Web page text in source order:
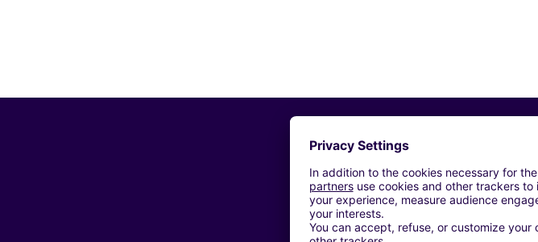
Vergelijkbare